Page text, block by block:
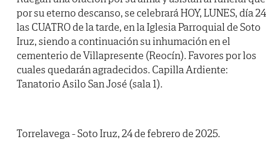
por su eterno descanso, se celebrará HOY, LUNES, día
las CUATRO de la tarde, en la Iglesia Parroquial de Soto
Iruz, siendo a continuación su inhumación en el
cementerio de Villapresente (Reocín). Favores por los
cuales quedarán agradecidos. Capilla Ardiente:
Tanatorio Asilo San José (sala 1).
Torrelavega - Soto Iruz, 24 de febrero de 2025.